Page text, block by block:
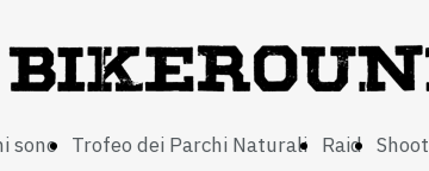
sono Trofeo dei Parchi Naturali Raid